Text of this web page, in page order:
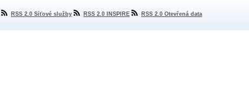
RSS 2.0 Síťové služby RSS 2.0 INSPIRE RSS 2.0 Otevřená data